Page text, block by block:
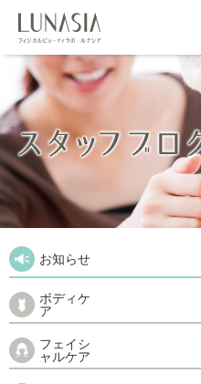
お知らせ
ボディケ
ア
フェイシ
ャルケア